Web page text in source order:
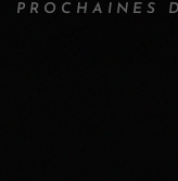
PROCHAINES